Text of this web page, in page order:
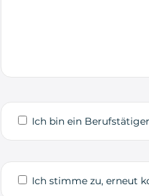
Ich bin ein Berufstätiger
Ich stimme zu, erneut